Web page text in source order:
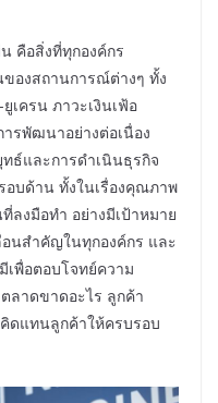
อสิ่งที่ทุกองค์กร
องสถานการณ์ต่างๆ ทั้ง
เครน ภาวะเงินเฟ้อ
รพัฒนาอย่างต่อเนื่อง
ธ์และการดำเนินธุรกิจ
บด้าน ทั้งในเรื่องคุณภาพ
ลงมือทำ อย่างมีเป้าหมาย
นสำคัญในทุกองค์กร และ
พื่อตอบโจทย์ความ
ลาดขาดอะไร ลูกค้า
ดแทนลูกค้าให้ครบรอบ